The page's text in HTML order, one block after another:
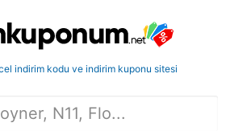
indirim kodu ve indirim kuponu sitesi